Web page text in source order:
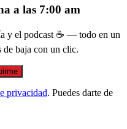
a las 7:00 am
y el podcast ☕ — todo en un
de baja con un clic.
privacidad. Puedes darte de